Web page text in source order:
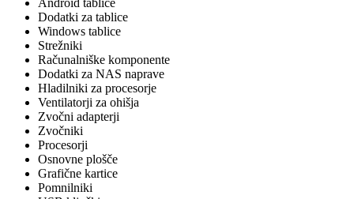
Android tablice
Dodatki za tablice
Windows tablice
Strežniki
Računalniške komponente
Dodatki za NAS naprave
Hladilniki za procesorje
Ventilatorji za ohišja
Zvočni adapterji
Zvočniki
Procesorji
Osnovne plošče
Grafične kartice
Pomnilniki